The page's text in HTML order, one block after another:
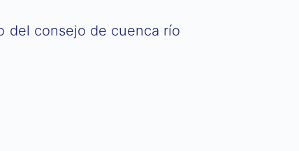
del consejo de cuenca río